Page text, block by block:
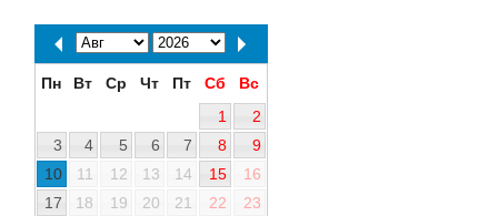
Пн Вт Ср Чт Пт Сб
Вс
1
2
3
4 5 6 7 8
9
10
11 12 13 14 15
16
17
18 19 20 21 22
23